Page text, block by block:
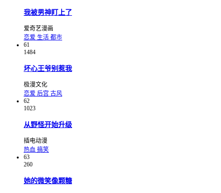
我被男神盯上了
爱奇艺漫画
恋爱 生活 都市
61
1484
坏心王爷别惹我
极漫文化
恋爱 后宫 古风
62
1023
从野怪开始升级
插电动漫
热血 搞笑
63
260
她的微笑像颗糖